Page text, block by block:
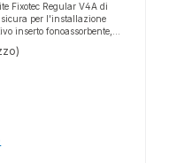
Fixotec Regular V4A di
sicura per l'installazione
inserto fonoassorbente,
flessibile alle diverse aree
rendono questo
tubi con due vitiFacile da
di impiantiDati
alla corrosione e alle